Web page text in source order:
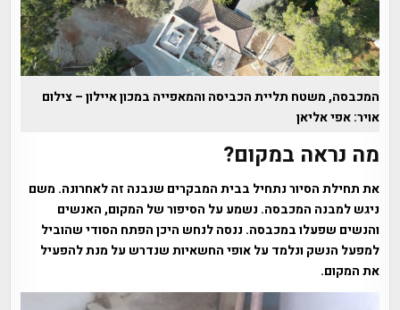
המכבסה, משטח תליית הכביסה והמאפייה במכון איילון – צילום
אויר: אפי אליאן
מה נראה במקום?
את תחילת הסיור נתחיל בבית המבקרים שנבנה זה לאחרונה. משם
ניגש למבנה המכבסה. נשמע על הסיפור של המקום, האנשים
והנשים שפעלו במכבסה. ננסה לנחש היכן הפתח הסודי שהוביל
למפעל הנשק ונלמד על אופי החשאיות שנדרש על מנת להפעיל
את המקום.